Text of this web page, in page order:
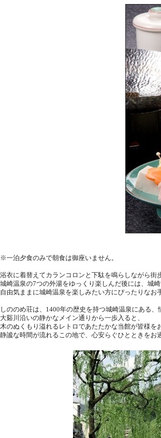
※一泊夕食のみで朝食は御座いません。
浴衣に着替えてカランコロンと下駄を鳴らしながら街
城崎温泉の7つの外湯をゆっくり楽しんだ後には、城
自由気ままに城崎温泉を楽しみたい方にぴったりなお
しののめ荘は、1400年の歴史を持つ城崎温泉にある、
大谿川沿いの静かなメイン通りから一歩入ると、
木のぬくもり溢れるレトロであたたかな当館が皆様を
静謐な時間が流れるこの地で、心安らぐひとときをお